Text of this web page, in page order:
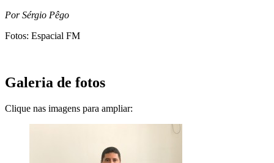
Por Sérgio Pêgo
Fotos: Espacial FM
Galeria de fotos
Clique nas imagens para ampliar: